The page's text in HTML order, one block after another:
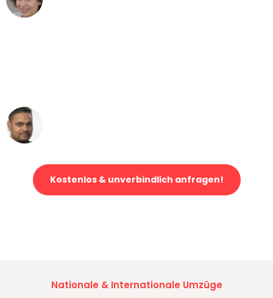
Kostenlos & unverbindlich anfragen!
Nationale & Internationale Umzüge